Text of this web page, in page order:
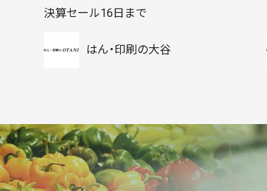
決算セール16日まで
はん・印刷の大谷